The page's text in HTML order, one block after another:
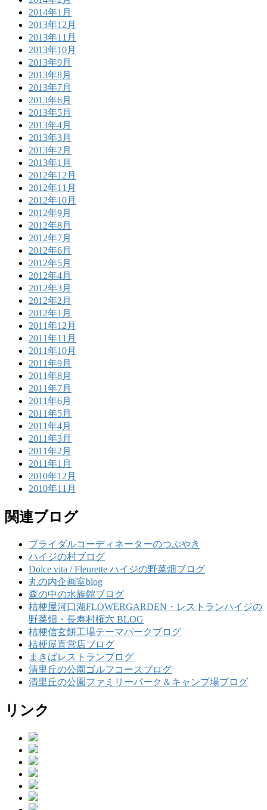
2014年1月
2013年12月
2013年11月
2013年10月
2013年9月
2013年8月
2013年7月
2013年6月
2013年5月
2013年4月
2013年3月
2013年2月
2013年1月
2012年12月
2012年11月
2012年10月
2012年9月
2012年8月
2012年7月
2012年6月
2012年5月
2012年4月
2012年3月
2012年2月
2012年1月
2011年12月
2011年11月
2011年10月
2011年9月
2011年8月
2011年7月
2011年6月
2011年5月
2011年4月
2011年3月
2011年2月
2011年1月
2010年12月
2010年11月
関連ブログ
ブライダルコーディネーターのつぶやき
ハイジの村ブログ
Dolce vita / Fleurette ハイジの野菜畑ブログ
丸の内企画室blog
森の中の水族館ブログ
桔梗屋河口湖FLOWERGARDEN・レストランハイジの
野菜畑・長寿村権六 BLOG
桔梗信玄餅工場テーマパークブログ
桔梗屋直営店ブログ
まきばレストランブログ
清里丘の公園ゴルフコースブログ
清里丘の公園ファミリーパーク＆キャンプ場ブログ
リンク